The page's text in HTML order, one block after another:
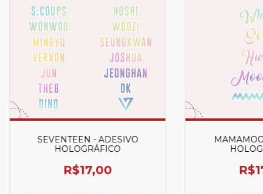
SEVENTEEN - ADESIVO
HOLOGRÁFICO
R$17,00